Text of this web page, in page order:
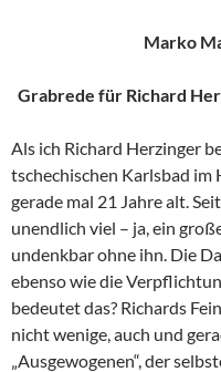
Marko
Grabrede für Richard
Als ich Richard Herzinger
tschechischen Karlsbad
gerade mal 21 Jahre alt.
unendlich viel – ja, ein
undenkbar ohne ihn. Die
ebenso wie die
bedeutet das? Richards
nicht wenige, auch und
„Ausgewogenen“, der